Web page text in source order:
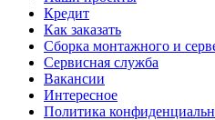
Кредит
Как заказать
Сборка монтажного и
Сервисная служба
Вакансии
Интересное
Политика